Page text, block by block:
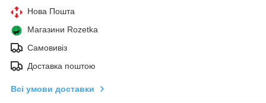
Нова Пошта
Магазини Rozetka
Самовивіз
Доставка поштою
Всі умови доставки